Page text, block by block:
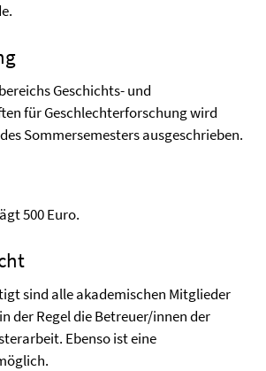
Geschichts- und
für Geschlechterforschung wird
Sommersemesters ausgeschrieben.
500 Euro.
sind alle akademischen Mitglieder
der Regel die Betreuer/innen der
Ebenso ist eine